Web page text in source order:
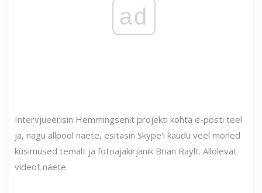
ad
Intervjueerisin Hemmingsenit projekti kohta e-posti teel
ja, nagu allpool näete, esitasin Skype'i kaudu veel mõned
küsimused temalt ja fotoajakirjanik Brian Raylt. Allolevat
videot näete.